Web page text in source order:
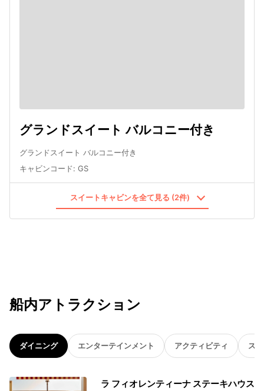
グランドスイート バルコニー付き
グランドスイート バルコニー付き
キャビンコード: GS
スイートキャビンを全て見る (2件)
船内アトラクション
ダイニング エンターテインメント アクティビティ ス
ラ フィオレンティーナ ステーキハウス